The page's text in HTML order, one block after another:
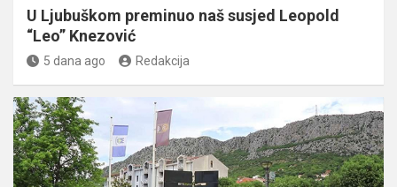
U Ljubuškom preminuo naš susjed Leopold
“Leo” Knezović
5 dana ago Redakcija